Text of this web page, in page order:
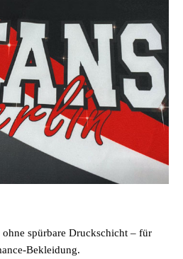
spürbare Druckschicht – für
Bekleidung.